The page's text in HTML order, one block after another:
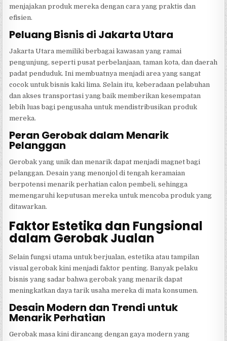
menjajakan produk mereka dengan cara yang praktis dan
efisien.
Peluang Bisnis di Jakarta Utara
Jakarta Utara memiliki berbagai kawasan yang ramai
pengunjung, seperti pusat perbelanjaan, taman kota, dan daerah
padat penduduk. Ini membuatnya menjadi area yang sangat
cocok untuk bisnis kaki lima. Selain itu, keberadaan pelabuhan
dan akses transportasi yang baik memberikan kesempatan
lebih luas bagi pengusaha untuk mendistribusikan produk
mereka.
Peran Gerobak dalam Menarik
Pelanggan
Gerobak yang unik dan menarik dapat menjadi magnet bagi
pelanggan. Desain yang menonjol di tengah keramaian
berpotensi menarik perhatian calon pembeli, sehingga
memengaruhi keputusan mereka untuk mencoba produk yang
ditawarkan.
Faktor Estetika dan Fungsional
dalam Gerobak Jualan
Selain fungsi utama untuk berjualan, estetika atau tampilan
visual gerobak kini menjadi faktor penting. Banyak pelaku
bisnis yang sadar bahwa gerobak yang menarik dapat
meningkatkan daya tarik usaha mereka di mata konsumen.
Desain Modern dan Trendi untuk
Menarik Perhatian
Gerobak masa kini dirancang dengan gaya modern yang